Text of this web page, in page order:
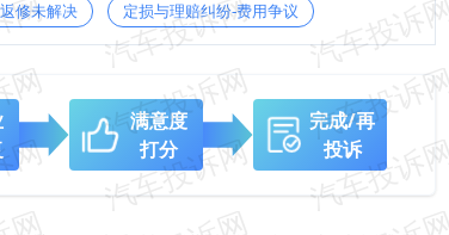
修未解决 定损与理赔纠纷-费用争议
满意度
打分
完成/再
投诉